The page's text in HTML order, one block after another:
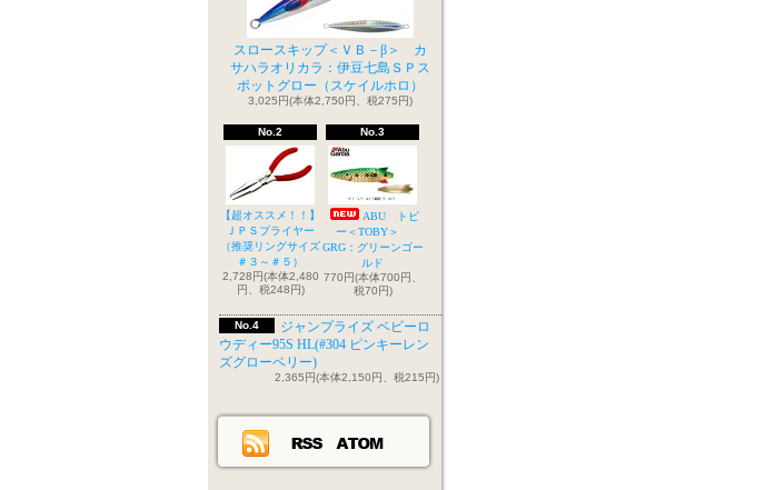
スロースキップ＜ＶＢ－β＞ カ
サハラオリカラ：伊豆七島ＳＰス
ポットグロー（スケイルホロ）
3,025円(本体2,750円、税275円)
No.2
【超オススメ！！】
ＪＰＳプライヤー
（推奨リングサイズ
＃３～＃５）
2,728円(本体2,480
円、税248円)
No.3
ABU トビ
ー＜TOBY＞
GRG：グリーンゴー
ルド
770円(本体700円、
税70円)
No.4
ジャンプライズ ベビーロ
ウディー95S HL(#304 ピンキーレン
ズグローベリー)
2,365円(本体2,150円、税215円)